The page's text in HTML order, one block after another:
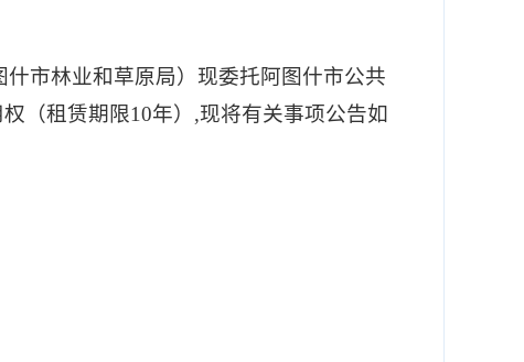
市林业和草原局） 现委托阿图什市公共
（租赁期限10年） ,现将有关事项公告如